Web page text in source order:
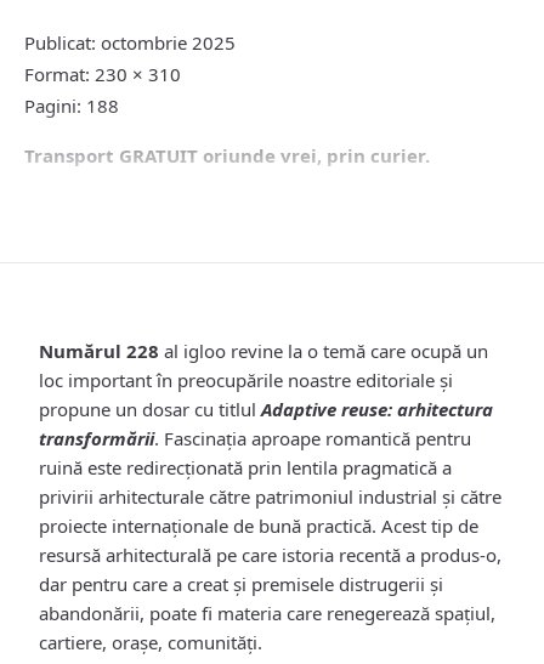
transformării
/
–
noiembrie
2025
Publicat: octombrie 2025
Format: 230 × 310
Pagini: 188
Transport GRATUIT oriunde vrei, prin curier.
Numărul 228 al igloo revine la o temă care ocupă un
loc important în preocupările noastre editoriale și
propune un dosar cu titlulAdaptive reuse: arhitectura
transformării. Fascinația aproape romantică pentru
ruină este redirecționată prin lentila pragmatică a
privirii arhitecturale către patrimoniul industrial și către
proiecte internaționale de bună practică. Acest tip de
resursă arhitecturală pe care istoria recentă a produs-o,
dar pentru care a creat și premisele distrugerii și
abandonării, poate fi materia care renegerează spațiul,
cartiere, orașe, comunități.